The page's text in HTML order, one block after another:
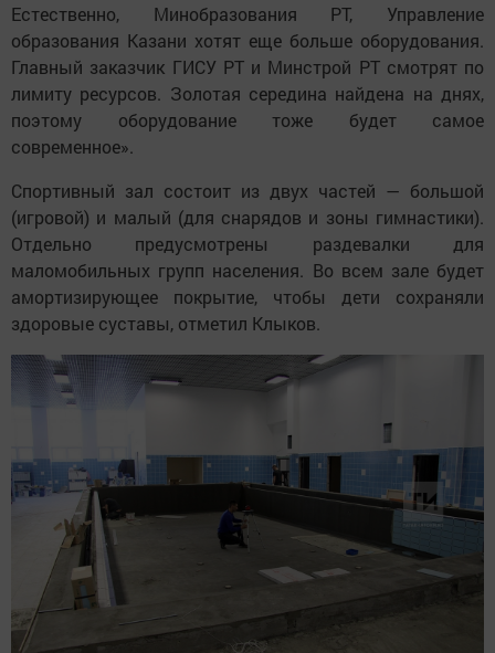
Естественно, Минобразования РТ, Управление
образования Казани хотят еще больше оборудования.
Главный заказчик ГИСУ РТ и Минстрой РТ смотрят по
лимиту ресурсов. Золотая середина найдена на днях,
поэтому оборудование тоже будет самое
современное».
Спортивный зал состоит из двух частей — большой
(игровой) и малый (для снарядов и зоны гимнастики).
Отдельно предусмотрены раздевалки для
маломобильных групп населения. Во всем зале будет
амортизирующее покрытие, чтобы дети сохраняли
здоровые суставы, отметил Клыков.